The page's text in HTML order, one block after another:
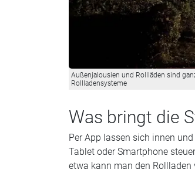
Außenjalousien und Rollläden sind
Rollladensysteme
Was bringt die
Per App lassen sich innen
Tablet oder Smartphone
etwa kann man den